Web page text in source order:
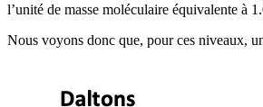
l’unité de masse moléculaire équivalente à
Nous voyons donc que, pour ces niveaux,